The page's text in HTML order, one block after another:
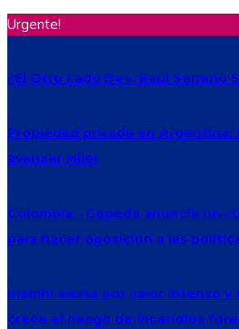
Urgente!
«El Otro Lado De»: Raúl Serrano
Propiedad privada en
avanzar Milei
Colombia.- Cepeda anuncia un
para hacer oposición a las
Inamhi alerta por calor intenso y
crece el riesgo de incendios